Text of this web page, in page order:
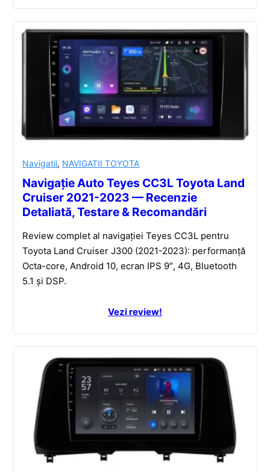
Navigatii, NAVIGATII TOYOTA
Navigație Auto Teyes CC3L Toyota Land
Cruiser 2021-2023 — Recenzie
Detaliată, Testare & Recomandări
Review complet al navigației Teyes CC3L pentru
Toyota Land Cruiser J300 (2021-2023): performanță
Octa-core, Android 10, ecran IPS 9″, 4G, Bluetooth
5.1 și DSP.
Vezi review!